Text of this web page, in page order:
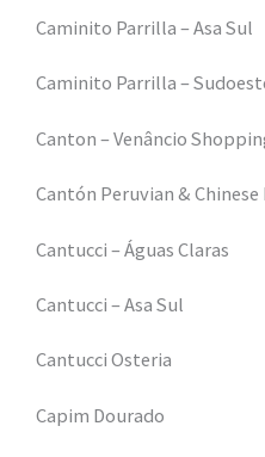
Caminito Parrilla – Asa Sul
Caminito Parrilla –
Canton – Venâncio
Cantón Peruvian & Chinese
Cantucci – Águas Claras
Cantucci – Asa Sul
Cantucci Osteria
Capim Dourado